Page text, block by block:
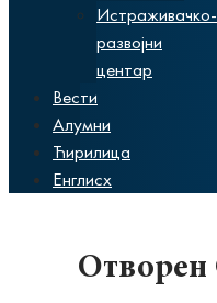
Истраживачко-
развојни
центар
Вести
Алумни
Ћирилица
Енглисх
Отворен